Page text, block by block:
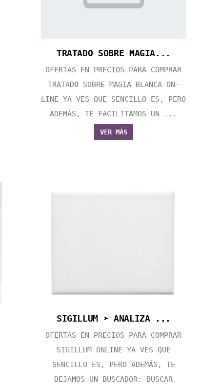
TRATADO SOBRE MAGIA...
OFERTAS EN PRECIOS PARA COMPRAR
TRATADO SOBRE MAGIA BLANCA ON-
LINE YA VES QUE SENCILLO ES, PERO
ADEMÁS, TE FACILITAMOS UN ...
VER MÁS
SIGILLUM ➤ ANALIZA ...
OFERTAS EN PRECIOS PARA COMPRAR
SIGILLUM ONLINE YA VES QUE
SENCILLO ES, PERO ADEMÁS, TE
DEJAMOS UN BUSCADOR: BUSCAR